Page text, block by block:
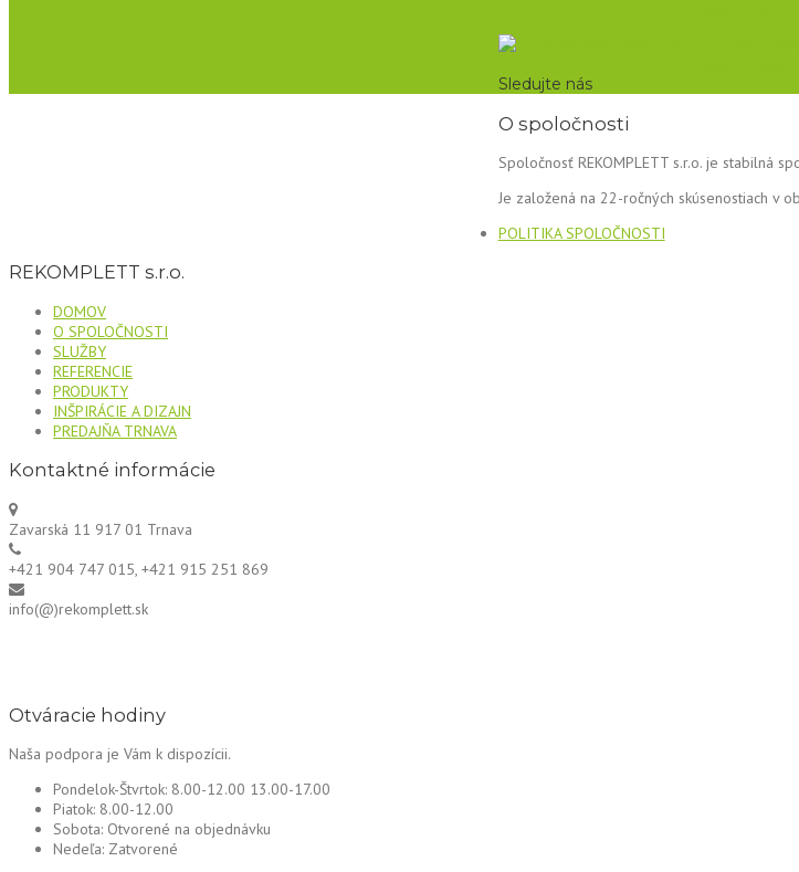
Sledujte nás
O spoločnosti
Spoločnosť REKOMPLETT s.r.o. je stabilná
Je založená na 22-ročných skúsenostiach v
POLITIKA SPOLOČNOSTI
REKOMPLETT s.r.o.
DOMOV
O SPOLOČNOSTI
SLUŽBY
REFERENCIE
PRODUKTY
INŠPIRÁCIE A DIZAJN
PREDAJŇA TRNAVA
Kontaktné informácie
Zavarská 11 917 01 Trnava
+421 904 747 015, +421 915 251 869
info(@)rekomplett.sk
Otváracie hodiny
Naša podpora je Vám k dispozícii.
Pondelok-Štvrtok: 8.00-12.00 13.00-17.00
Piatok: 8.00-12.00
Sobota: Otvorené na objednávku
Nedeľa: Zatvorené